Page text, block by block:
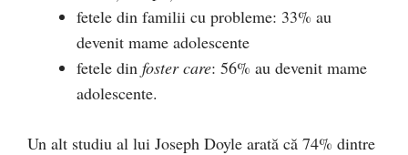
fetele din familii cu probleme: 33% au
devenit mame adolescente
fetele din foster care: 56% au devenit mame
adolescente.
Un alt studiu al lui Joseph Doyle arată că 74% dintre